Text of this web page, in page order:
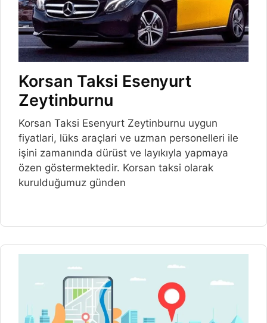
Korsan Taksi Esenyurt
Zeytinburnu
Korsan Taksi Esenyurt Zeytinburnu uygun
fiyatlari, lüks araçlari ve uzman personelleri ile
işini zamanında dürüst ve layıkıyla yapmaya
özen göstermektedir. Korsan taksi olarak
kurulduğumuz günden